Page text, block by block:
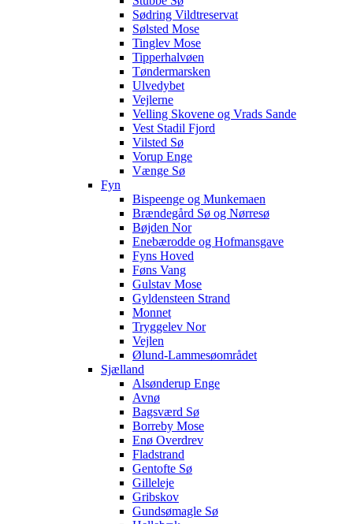
Sødring Vildtreservat
Sølsted Mose
Tinglev Mose
Tipperhalvøen
Tøndermarsken
Ulvedybet
Vejlerne
Velling Skovene og Vrads Sande
Vest Stadil Fjord
Vilsted Sø
Vorup Enge
Vænge Sø
Fyn
Bispeenge og Munkemaen
Brændegård Sø og Nørresø
Bøjden Nor
Enebærodde og Hofmansgave
Fyns Hoved
Føns Vang
Gulstav Mose
Gyldensteen Strand
Monnet
Tryggelev Nor
Vejlen
Ølund-Lammesøområdet
Sjælland
Alsønderup Enge
Avnø
Bagsværd Sø
Borreby Mose
Enø Overdrev
Fladstrand
Gentofte Sø
Gilleleje
Gribskov
Gundsømagle Sø